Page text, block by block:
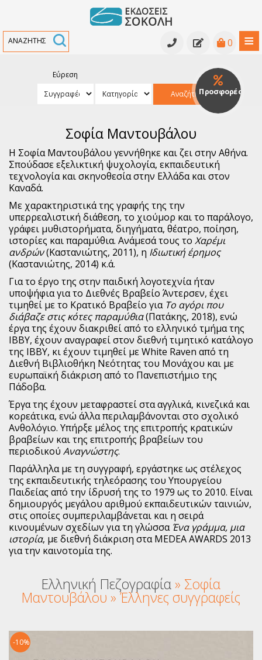
≡
0
Κατάλογος βιβλίων
Ανθολογίες - Γραμματολογίες
Κριτικά κείμενα - Μελετήματα
Αρχαία Ελληνική Γραμματεία
Ελληνική Πεζογραφία
Ελληνική Ποίηση
Παγκόσμια Πεζογραφία
Παγκόσμια Ποίηση
Βιβλία για Παιδιά
Εφηβική Λογοτεχνία
Ελληνικό Θέατρο
Παγκόσμιο Θέατρο
Ιστορία
Βιογραφίες
Ψυχολογία
Εκπαίδευση
Λεξικά
Ημερολόγια
Εκδηλώσεις
Νέα
Συγγραφείς
Εύρεση
Αναζήτηση
Σοφία Μαντουβάλου
Η Σοφία Μαντουβάλου γεννήθηκε και ζει στην Αθήνα.
Σπούδασε εξελικτική ψυχολογία, εκπαιδευτική
τεχνολογία και σκηνοθεσία στην Ελλάδα και στον
Καναδά.
Με χαρακτηριστικά της γραφής της την
υπερρεαλιστική διάθεση, το χιούμορ και το παράλογο,
γράφει μυθιστορήματα, διηγήματα, θέατρο, ποίηση,
ιστορίες και παραμύθια. Ανάμεσά τους το Χαρέμι
ανδρών(Καστανιώτης, 2011), η Ιδιωτική έρημος
(Καστανιώτης, 2014) κ.ά.
Για το έργο της στην παιδική λογοτεχνία ήταν
υποψήφια για το Διεθνές Βραβείο Άντερσεν, έχει
τιμηθεί με το Κρατικό Βραβείο για Το αγόρι που
διάβαζε στις κότες παραμύθια(Πατάκης, 2018), ενώ
έργα της έχουν διακριθεί από το ελληνικό τμήμα της
ΙΒΒΥ, έχουν αναγραφεί στον διεθνή τιμητικό κατάλογο
της ΙΒΒΥ, κι έχουν τιμηθεί με White Raven από τη
Διεθνή Βιβλιοθήκη Νεότητας του Μονάχου και με
ευρωπαϊκή διάκριση από το Πανεπιστήμιο της
Πάδοβα.
Έργα της έχουν μεταφραστεί στα αγγλικά, κινεζικά και
κορεάτικα, ενώ άλλα περιλαμβάνονται στο σχολικό
Ανθολόγιο. Υπήρξε μέλος της επιτροπής κρατικών
βραβείων και της επιτροπής βραβείων του
περιοδικού Αναγνώστης.
Παράλληλα με τη συγγραφή, εργάστηκε ως στέλεχος
της εκπαιδευτικής τηλεόρασης του Υπουργείου
Παιδείας από την ίδρυσή της το 1979 ως το 2010. Είναι
δημιουργός μεγάλου αριθμού εκπαιδευτικών ταινιών,
στις οποίες συμπεριλαμβάνεται και η σειρά
κινουμένων σχεδίων για τη γλώσσα Ένα γράμμα, μια
ιστορία, με διεθνή διάκριση στα ΜEDEA AWARDS 2013
για την καινοτομία της.
Ελληνική Πεζογραφία» Σοφία
Μαντουβάλου » Έλληνες συγγραφείς
-10%
Προσφορές